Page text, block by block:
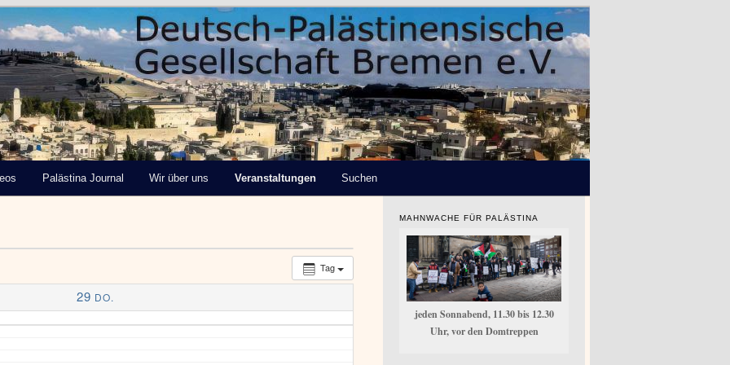
Gesellschaft
Palästina Journal Wir über uns Veranstaltungen Suchen
Tag
29 DO.
MAHNWACHE FÜR PALÄSTINA
jeden Sonnabend, 11.30 bis 12.30
Uhr, vor den Domtreppen